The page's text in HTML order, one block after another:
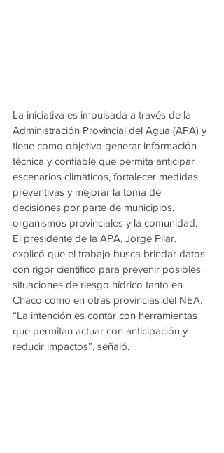
La iniciativa es impulsada a través de la
Administración Provincial del Agua (APA) y
tiene como objetivo generar información
técnica y confiable que permita anticipar
escenarios climáticos, fortalecer medidas
preventivas y mejorar la toma de
decisiones por parte de municipios,
organismos provinciales y la comunidad.
El presidente de la APA, Jorge Pilar,
explicó que el trabajo busca brindar datos
con rigor científico para prevenir posibles
situaciones de riesgo hídrico tanto en
Chaco como en otras provincias del NEA.
“La intención es contar con herramientas
que permitan actuar con anticipación y
reducir impactos”, señaló.